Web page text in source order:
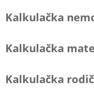
Kalkulačka
Kalkulačka
Kalkulačka